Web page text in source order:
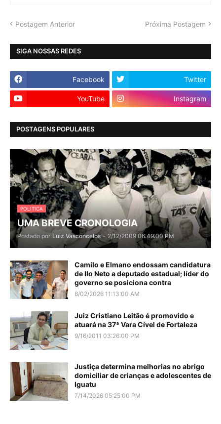
Postagem Anterior Próxima Postagem
SIGA NOSSAS REDES
Facebook Twitter
YouTube Instagram
POSTAGENS POPULARES
POLITICA
UMA BREVE CRONOLOGIA
Postado por Luiz Vasconcelos - 2/12/2009 06:49:00 PM
Camilo e Elmano endossam candidatura
de Ilo Neto a deputado estadual; líder do
governo se posiciona contra
8/02/2026 11:13:00 AM
Juiz Cristiano Leitão é promovido e
atuará na 37ª Vara Cível de Fortaleza
9/16/2011 03:26:00 PM
Justiça determina melhorias no abrigo
domiciliar de crianças e adolescentes de
Iguatu
7/14/2026 05:25:00 PM